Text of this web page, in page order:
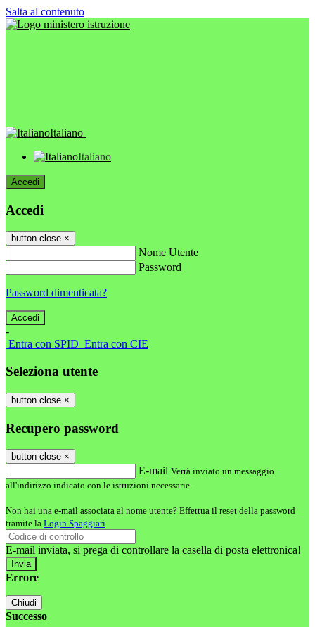
Salta al contenuto
Italiano
Italiano
Accedi
Accedi
button close ×
Nome Utente
Password
Password dimenticata?
-
Entra con SPID Entra con CIE
Seleziona utente
button close ×
Recupero password
button close ×
E-mail Verrà inviato un messaggio
all'indirizzo indicato con le istruzioni necessarie.
Non hai una e-mail associata al nome utente? Effettua il reset della password
tramite la Login Spaggiari
E-mail inviata, si prega di controllare la casella di posta elettronica!
Errore
Chiudi
Successo